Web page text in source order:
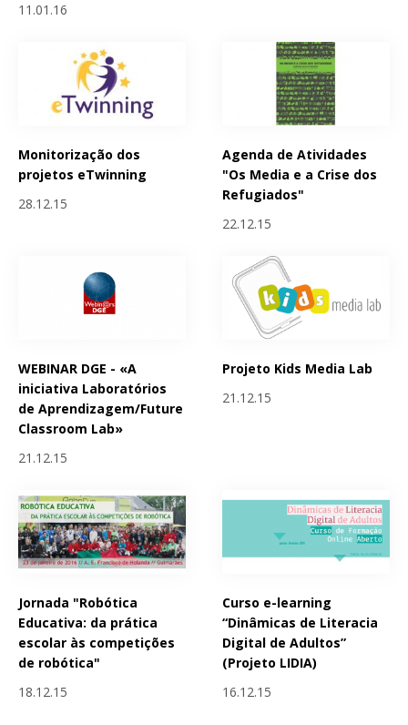
11.01.16
Monitorização dos
projetos eTwinning
28.12.15
Agenda de Atividades
"Os Media e a Crise dos
Refugiados"
22.12.15
WEBINAR DGE - «A
iniciativa Laboratórios
de Aprendizagem/Future
Classroom Lab»
21.12.15
Projeto Kids Media Lab
21.12.15
Jornada "Robótica
Educativa: da prática
escolar às competições
de robótica"
18.12.15
Curso e-learning
“Dinâmicas de Literacia
Digital de Adultos”
(Projeto LIDIA)
16.12.15